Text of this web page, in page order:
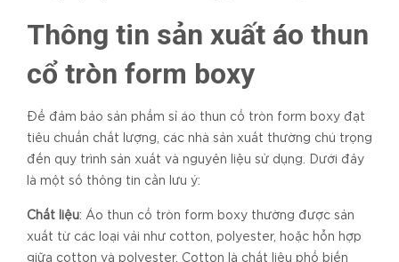
Thông tin sản xuất áo thun
cổ tròn form boxy
Để đảm bảo sản phẩm sỉ áo thun cổ tròn form boxy đạt
tiêu chuẩn chất lượng, các nhà sản xuất thường chú trọng
đến quy trình sản xuất và nguyên liệu sử dụng. Dưới đây
là một số thông tin cần lưu ý:
Chất liệu: Áo thun cổ tròn form boxy thường được sản
xuất từ các loại vải như cotton, polyester, hoặc hỗn hợp
giữa cotton và polyester. Cotton là chất liệu phổ biến